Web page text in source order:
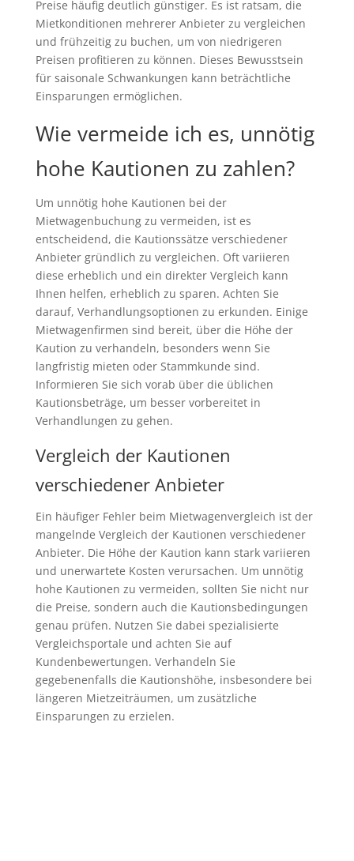
Preise häufig deutlich günstiger. Es ist ratsam, die
Mietkonditionen mehrerer Anbieter zu vergleichen
und frühzeitig zu buchen, um von niedrigeren
Preisen profitieren zu können. Dieses Bewusstsein
für saisonale Schwankungen kann beträchtliche
Einsparungen ermöglichen.
Wie vermeide ich es, unnötig
hohe Kautionen zu zahlen?
Um unnötig hohe Kautionen bei der
Mietwagenbuchung zu vermeiden, ist es
entscheidend, die Kautionssätze verschiedener
Anbieter gründlich zu vergleichen. Oft variieren
diese erheblich und ein direkter Vergleich kann
Ihnen helfen, erheblich zu sparen. Achten Sie
darauf, Verhandlungsoptionen zu erkunden. Einige
Mietwagenfirmen sind bereit, über die Höhe der
Kaution zu verhandeln, besonders wenn Sie
langfristig mieten oder Stammkunde sind.
Informieren Sie sich vorab über die üblichen
Kautionsbeträge, um besser vorbereitet in
Verhandlungen zu gehen.
Vergleich der Kautionen
verschiedener Anbieter
Ein häufiger Fehler beim Mietwagenvergleich ist der
mangelnde Vergleich der Kautionen verschiedener
Anbieter. Die Höhe der Kaution kann stark variieren
und unerwartete Kosten verursachen. Um unnötig
hohe Kautionen zu vermeiden, sollten Sie nicht nur
die Preise, sondern auch die Kautionsbedingungen
genau prüfen. Nutzen Sie dabei spezialisierte
Vergleichsportale und achten Sie auf
Kundenbewertungen. Verhandeln Sie
gegebenenfalls die Kautionshöhe, insbesondere bei
längeren Mietzeiträumen, um zusätzliche
Einsparungen zu erzielen.